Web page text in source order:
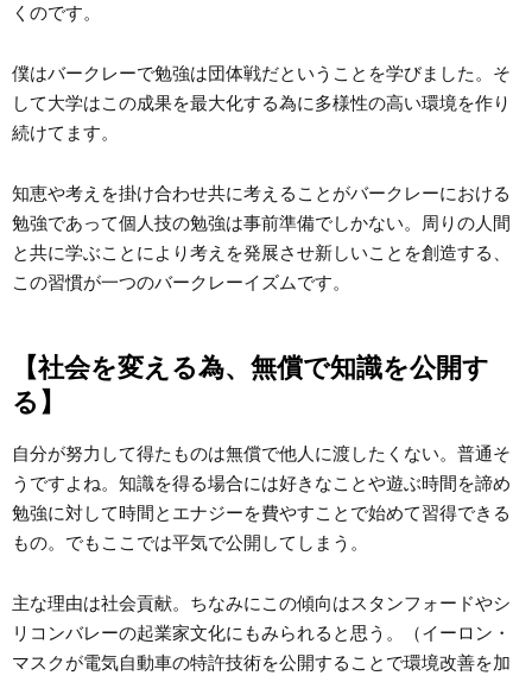
くのです。
僕はバークレーで勉強は団体戦だということを学びました。そ
して大学はこの成果を最大化する為に多様性の高い環境を作り
続けてます。
知恵や考えを掛け合わせ共に考えることがバークレーにおける
勉強であって個人技の勉強は事前準備でしかない。周りの人間
と共に学ぶことにより考えを発展させ新しいことを創造する、
この習慣が一つのバークレーイズムです。
【社会を変える為、無償で知識を公開す
る】
自分が努力して得たものは無償で他人に渡したくない。普通そ
うですよね。知識を得る場合には好きなことや遊ぶ時間を諦め
勉強に対して時間とエナジーを費やすことで始めて習得できる
もの。でもここでは平気で公開してしまう。
主な理由は社会貢献。ちなみにこの傾向はスタンフォードやシ
リコンバレーの起業家文化にもみられると思う。（イーロン・
マスクが電気自動車の特許技術を公開することで環境改善を加